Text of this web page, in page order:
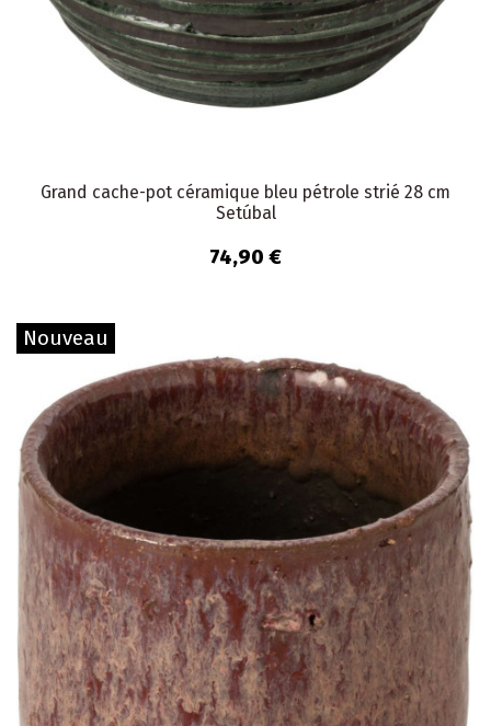
Grand cache-pot céramique bleu pétrole strié 28 cm
Setúbal
74,90 €
Nouveau